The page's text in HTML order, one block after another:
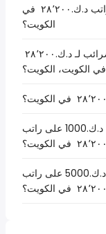
ما مقدار الضريبة التي ستدفعها على راتب د.ك.‏٢٨٬٢٠٠ ‏ في
الكويت؟
في الكويت، الكويت؟
كم ستكسب أكثر من ذلك بمكافأة د.ك.1000 على راتب
كم ستكسب أكثر من ذلك بمكافأة د.ك.5000 على راتب